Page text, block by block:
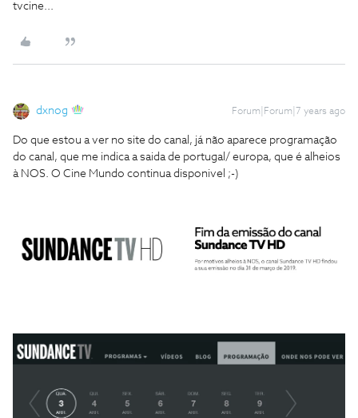
tvcine...
dxnog Forum|Forum|7 years ago
Do que estou a ver no site do canal, já não aparece programação
do canal, que me indica a saida de portugal/ europa, que é alheios
à NOS. O Cine Mundo continua disponivel ;-)